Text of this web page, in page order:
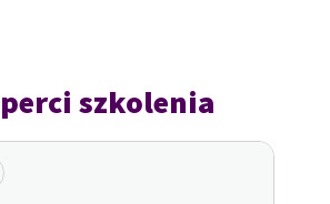
szkolenia